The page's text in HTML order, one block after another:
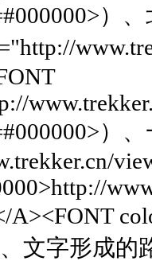
）
）
A><FONT
文字形成的